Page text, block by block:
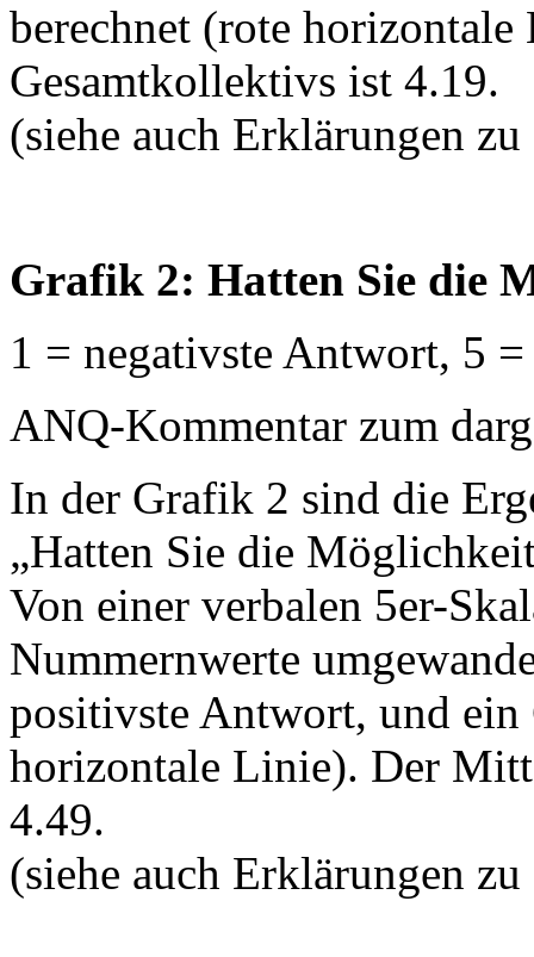
berechnet (rote
Gesamtkollektivs ist 4.19.
(siehe auch Erklärungen
Grafik 2: Hatten Sie die
1 = negativste Antwort, 5
ANQ-Kommentar zum
In der Grafik 2 sind die
„Hatten Sie die
Von einer verbalen 5er-
Nummernwerte
positivste Antwort, und ein
horizontale Linie). Der
4.49.
(siehe auch Erklärungen